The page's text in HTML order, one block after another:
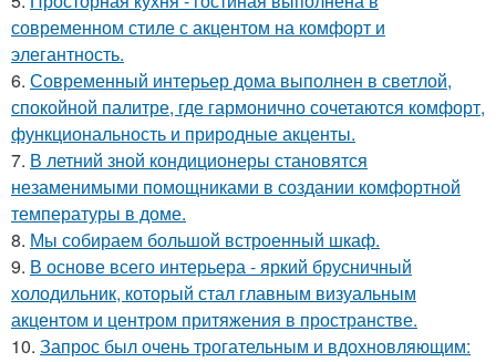
современном стиле с акцентом на комфорт и
элегантность.
6. Современный интерьер дома выполнен в светлой,
спокойной палитре, где гармонично сочетаются комфорт,
функциональность и природные акценты.
7. В летний зной кондиционеры становятся
незаменимыми помощниками в создании комфортной
температуры в доме.
8. Мы собираем большой встроенный шкаф.
9. В основе всего интерьера - яркий брусничный
холодильник, который стал главным визуальным
акцентом и центром притяжения в пространстве.
10. Запрос был очень трогательным и вдохновляющим: